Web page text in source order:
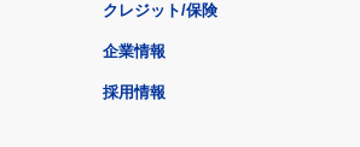
クレジット/保険
企業情報
採用情報